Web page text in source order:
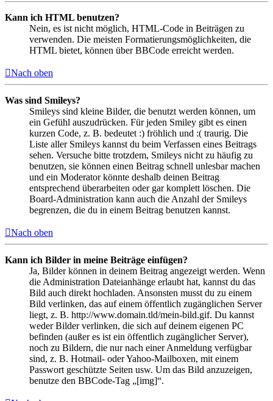
Kann ich HTML benutzen?
Nein, es ist nicht möglich, HTML-Code in Beiträgen zu
verwenden. Die meisten Formatierungsmöglichkeiten, die
HTML bietet, können über BBCode erreicht werden.
Nach oben
Was sind Smileys?
Smileys sind kleine Bilder, die benutzt werden können, um
ein Gefühl auszudrücken. Für jeden Smiley gibt es einen
kurzen Code, z. B. bedeutet :) fröhlich und :( traurig. Die
Liste aller Smileys kannst du beim Verfassen eines Beitrags
sehen. Versuche bitte trotzdem, Smileys nicht zu häufig zu
benutzen, sie können einen Beitrag schnell unlesbar machen
und ein Moderator könnte deshalb deinen Beitrag
entsprechend überarbeiten oder gar komplett löschen. Die
Board-Administration kann auch die Anzahl der Smileys
begrenzen, die du in einem Beitrag benutzen kannst.
Nach oben
Kann ich Bilder in meine Beiträge einfügen?
Ja, Bilder können in deinem Beitrag angezeigt werden. Wenn
die Administration Dateianhänge erlaubt hat, kannst du das
Bild auch direkt hochladen. Ansonsten musst du zu einem
Bild verlinken, das auf einem öffentlich zugänglichen Server
liegt, z. B. http://www.domain.tld/mein-bild.gif. Du kannst
weder Bilder verlinken, die sich auf deinem eigenen PC
befinden (außer es ist ein öffentlich zugänglicher Server),
noch zu Bildern, die nur nach einer Anmeldung verfügbar
sind, z. B. Hotmail- oder Yahoo-Mailboxen, mit einem
Passwort geschützte Seiten usw. Um das Bild anzuzeigen,
benutze den BBCode-Tag „[img]“.